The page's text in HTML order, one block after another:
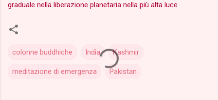
graduale nella liberazione planetaria nella più alta luce.
colonne buddhiche India Kashmir
meditazione di emergenza Pakistan